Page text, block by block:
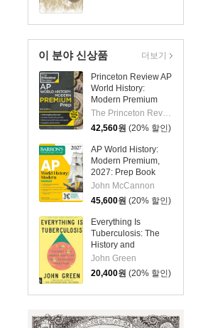
이 분야 신상품
Princeton Review AP
World History:
Modern Premium
Prep, 8th Edition: 6
Practice Tests +
Digital Practice
Online + Content
Review
The Princeton Review
42,560원 (20% 할인)
AP World History:
Modern Premium,
2027: Prep Book
With 5 Practice Tests
+ Comprehensive
Review + Online
Practice
John McCannon
45,600원 (20% 할인)
Everything Is
Tuberculosis: The
History and
Persistence of Our
Deadliest Infection
John Green
20,400원 (20% 할인)
더보기